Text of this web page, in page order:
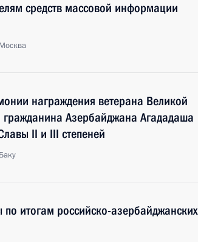
средств массовой информации
Москва
награждения ветерана Великой
гражданина Азербайджана Агададаша
II и III степеней
Баку
по итогам российско-азербайджанских